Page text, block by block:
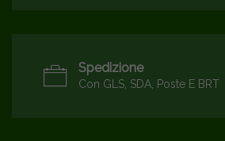
Spedizione
Con GLS, SDA, Poste E BRT